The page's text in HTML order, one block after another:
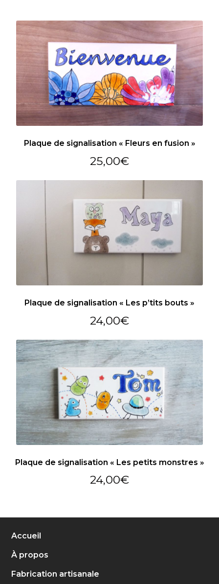
Plaque de signalisation « Fleurs en fusion »
25,00€
Plaque de signalisation « Les p’tits bouts »
24,00€
Plaque de signalisation « Les petits monstres »
24,00€
Accueil
À propos
Fabrication artisanale